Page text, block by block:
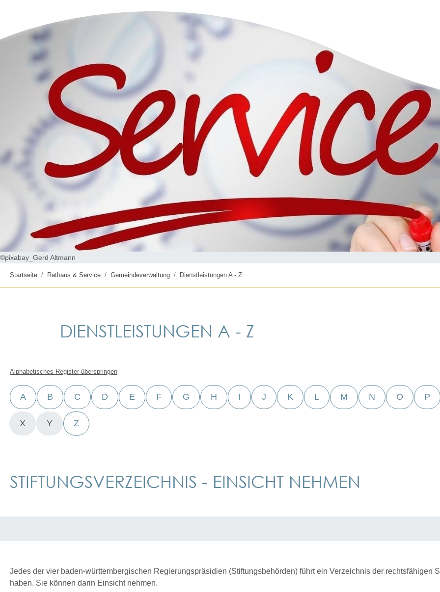
©pixabay_Gerd Altmann
Startseite Rathaus & Service Gemeindeverwaltung Dienstleistungen A - Z
DIENSTLEISTUNGEN A - Z
Alphabetisches Register überspringen
A B C D E F G H I J K L M N O P
X Y Z
STIFTUNGSVERZEICHNIS - EINSICHT NEHMEN
Jedes der vier baden-württembergischen Regierungspräsidien (Stiftungsbehörden) führt ein Verzeichnis der rechtsfähigen
haben. Sie können darin Einsicht nehmen.